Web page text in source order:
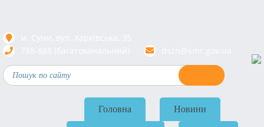
Головна Новини